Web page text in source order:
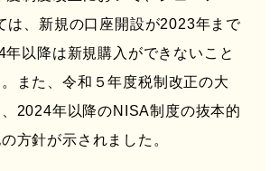
は、新規の口座開設が2023年まで
年以降は新規購入ができないこと
また、令和５年度税制改正の大
2024年以降のNISA制度の抜本的
方針が示されました。